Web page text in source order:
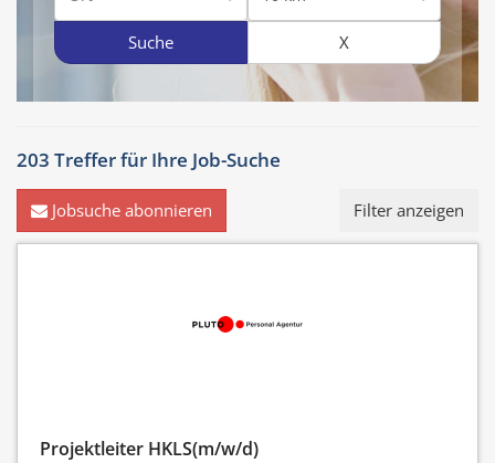
Suche X
203 Treffer für Ihre Job-Suche
Filter anzeigen
Jobsuche abonnieren
Projektleiter HKLS(m/w/d)